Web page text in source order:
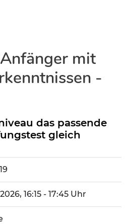
mit
-
das passende
gleich
16:15 - 17:45 Uhr